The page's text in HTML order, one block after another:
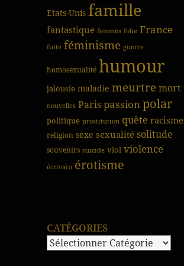
Etats-Unis famille
fantastique femmes folie France
fuite féminisme guerre
homosexualité humour
jalousie maladie meurtremort
nouvelles Parispassionpolar
politique prostitution quête racisme
religion sexe sexualité solitude
souvenirs suicide viol violence
écrivain érotisme
CATÉGORIES